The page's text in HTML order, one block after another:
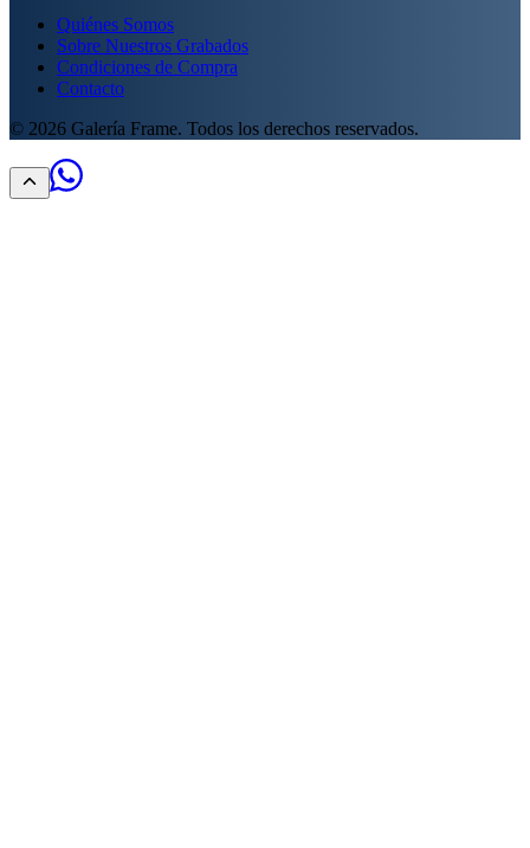
Quiénes Somos
Sobre Nuestros Grabados
Condiciones de Compra
Contacto
© 2026 Galería Frame. Todos los derechos reservados.